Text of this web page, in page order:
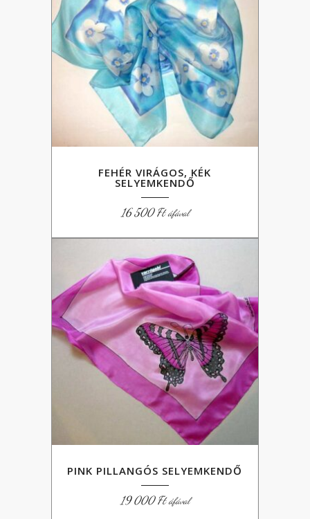
FEHÉR VIRÁGOS, KÉK
SELYEMKENDŐ
16 500Ft áfával
PINK PILLANGÓS SELYEMKENDŐ
19 000Ft áfával